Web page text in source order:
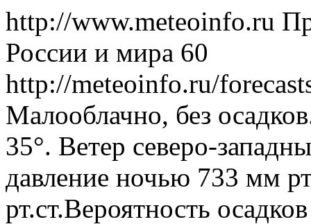
http://www.meteoinfo.ru
России и мира 60
http://meteoinfo.ru/
Малооблачно, без
35°. Ветер северо-
давление ночью 733 мм
рт.ст.Вероятность